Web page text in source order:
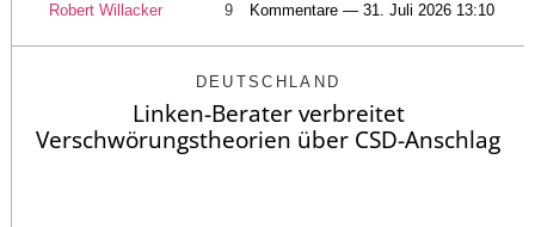
Robert Willacker 9 Kommentare — 31. Juli 2026 13:10
DEUTSCHLAND
Linken-Berater verbreitet
Verschwörungstheorien über CSD-Anschlag